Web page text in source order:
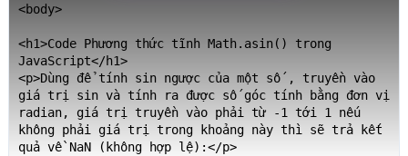
<body>
<h1>Code Phương thức tĩnh Math.asin() trong
JavaScript</h1>
<p>Dùng để tính sin ngược của một số , truyền vào
giá trị sin và tính ra được số góc tính bằng đơn vị
radian, giá trị truyền vào phải từ -1 tới 1 nếu
không phải giá trị trong khoảng này thì sẽ trả kết
quả về NaN (không hợp lệ):</p>